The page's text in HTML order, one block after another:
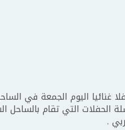
اليوم الجمعة في
الحفلات التي تقام
.